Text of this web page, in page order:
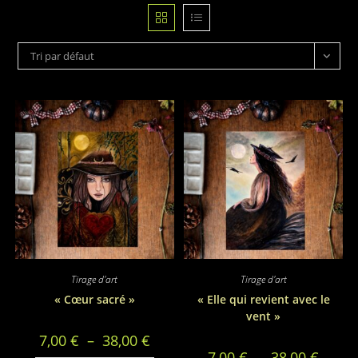
Tri par défaut
Tirage d'art
« Cœur sacré »
7,00 € – 38,00 €Plage
de
Tirage d'art
« Elle qui revient avec le
vent »